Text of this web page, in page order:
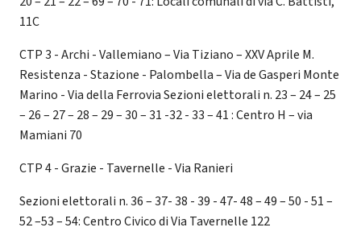
11C
CTP 3 - Archi - Vallemiano – Via Tiziano – XXV Aprile M.
Resistenza - Stazione - Palombella – Via de Gasperi Monte
Marino - Via della Ferrovia Sezioni elettorali n. 23 – 24 – 25
– 26 – 27 – 28 – 29 – 30 – 31 -32 - 33 – 41 : Centro H – via
Mamiani 70
CTP 4 - Grazie - Tavernelle - Via Ranieri
Sezioni elettorali n. 36 – 37- 38 - 39 - 47- 48 – 49 – 50 - 51 –
52 –53 – 54: Centro Civico di Via Tavernelle 122